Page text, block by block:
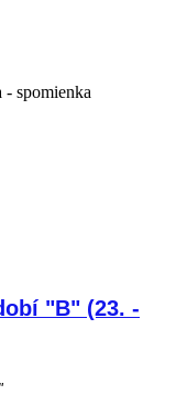
- spomienka
"B" (23. -